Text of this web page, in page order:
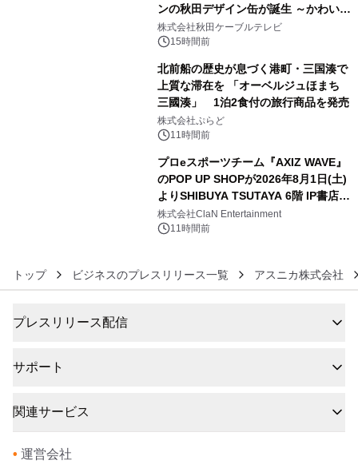
ンの秋田デザイン缶が誕生 ～かわいい
秋田犬の子犬と秋田の四季と名所を巡
るパッケージ～ 9月1日(火)秋田県内で
販売開始
株式会社秋田ケーブルテレビ
15時間前
北前船の歴史が息づく港町・三国湊で
上質な滞在を 「オーベルジュほまち
三國湊」 1泊2食付の旅行商品を発売
株式会社ぷらど
11時間前
プロeスポーツチーム『AXIZ WAVE』
のPOP UP SHOPが2026年8月1日(土)
よりSHIBUYA TSUTAYA 6階 IP書店で
開催決定！！
株式会社ClaN Entertainment
11時間前
トップ ビジネスのプレスリリース一覧 アスニカ株式会社
プレスリリース配信
サポート
関連サービス
• 運営会社